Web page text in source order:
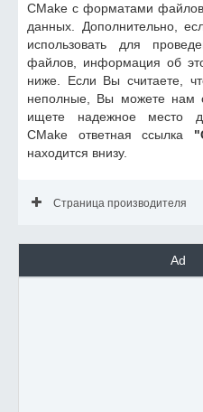
CMake с форматами
данных. Дополнительно,
использовать для
файлов, информация об
ниже. Если Вы считаете,
неполные, Вы можете нам
ищете надежное место
CMake ответная ссылка
находится внизу.
Страница производителя
Ad